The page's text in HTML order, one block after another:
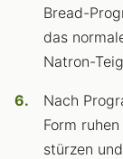
Bread-
das
Natron-
Nach
Form
stürzen